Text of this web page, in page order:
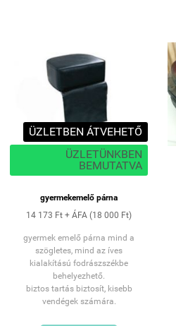
ÜZLETBEN ÁTVEHETŐ
ÜZLETÜNKBEN
BEMUTATVA
gyermekemelő párna
14 173 Ft + ÁFA (18 000 Ft)
gyermek emelő párna mind a
szögletes, mind az íves
kialakítású fodrászszékbe
behelyezhető.
biztos tartás biztosít, kisebb
vendégek számára.